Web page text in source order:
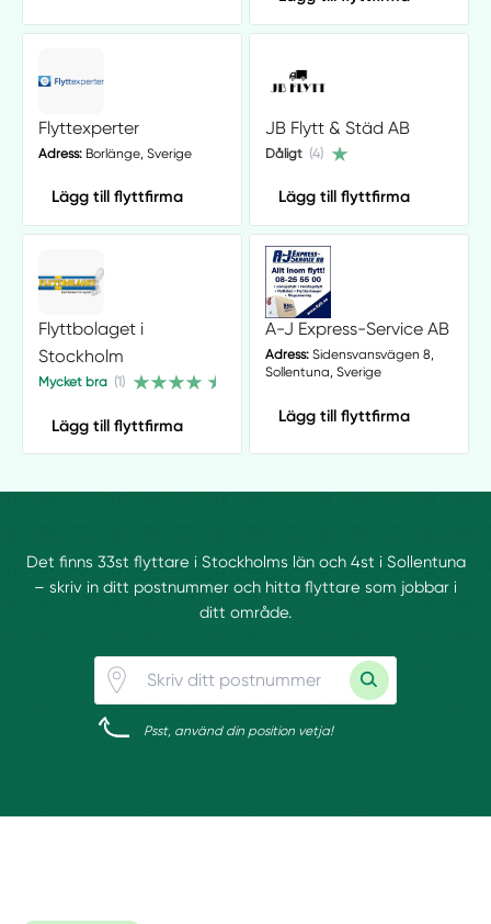
Flyttexperter
Adress:Borlänge, Sverige
Lägg till flyttfirma
JB Flytt & Städ AB
Dåligt (4)
Lägg till flyttfirma
Flyttbolaget i
Stockholm
Mycket bra (1)
Lägg till flyttfirma
A-J Express-Service AB
Adress:Sidensvansvägen 8,
Sollentuna, Sverige
Lägg till flyttfirma
Det finns 33st flyttare i Stockholms län och 4st i Sollentuna
– skriv in ditt postnummer och hitta flyttare som jobbar i
ditt område.
Psst, använd din position vetja!